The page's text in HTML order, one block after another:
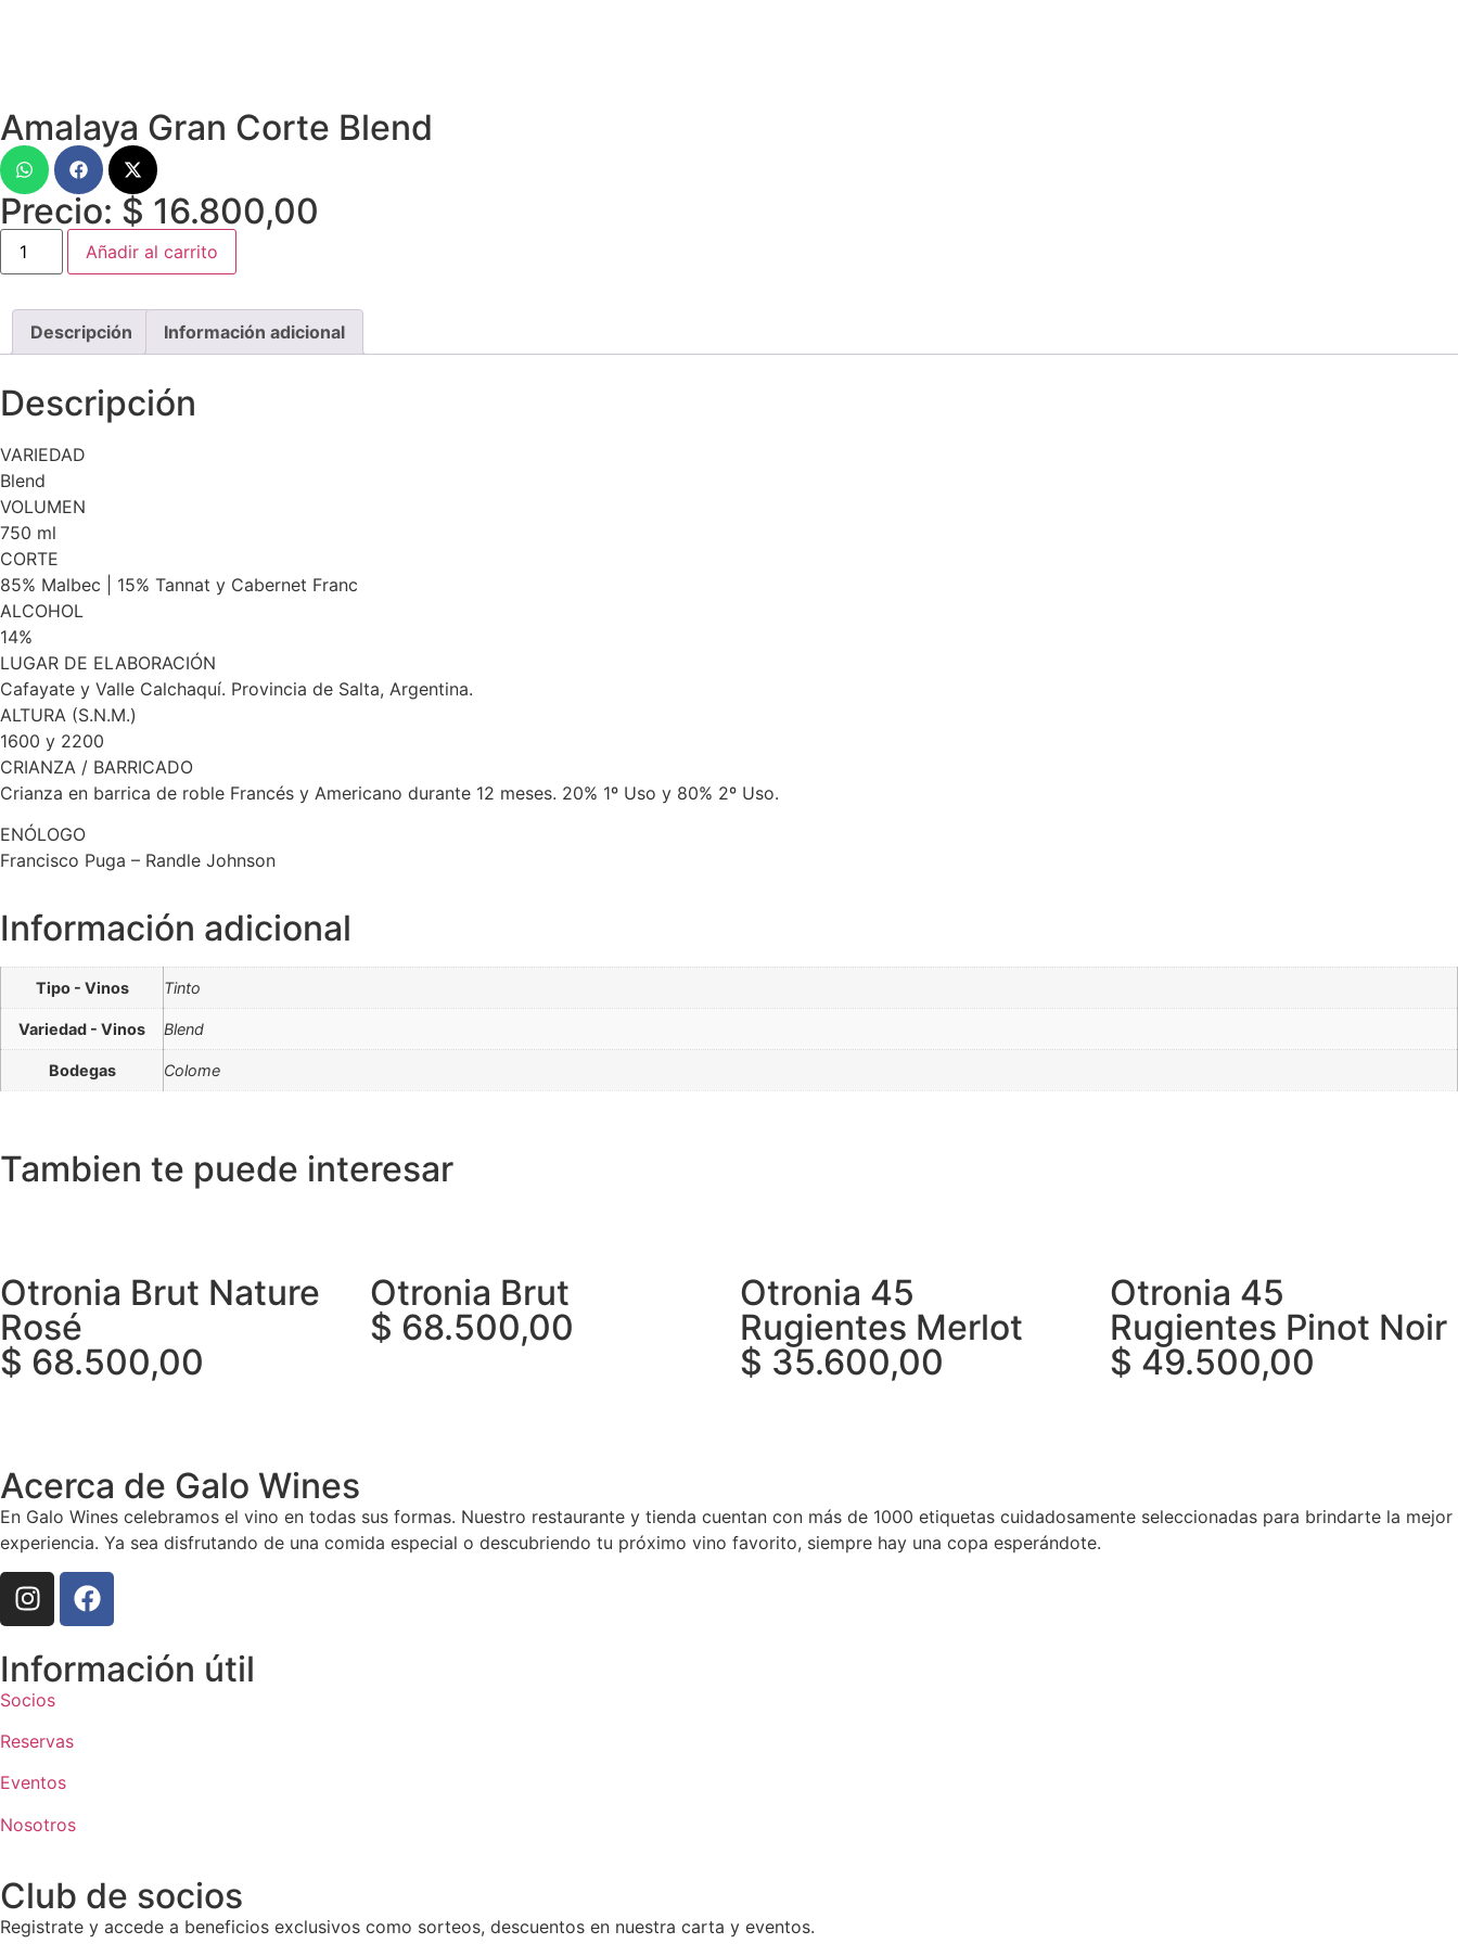
Amalaya Gran Corte Blend
Precio: $ 16.800,00
Añadir al carrito
Descripción Información adicional
Descripción
VARIEDAD
Blend
VOLUMEN
750 ml
CORTE
85% Malbec | 15% Tannat y Cabernet Franc
ALCOHOL
14%
LUGAR DE ELABORACIÓN
Cafayate y Valle Calchaquí. Provincia de Salta, Argentina.
ALTURA (S.N.M.)
1600 y 2200
CRIANZA / BARRICADO
Crianza en barrica de roble Francés y Americano durante 12 meses. 20% 1º Uso y 80% 2º Uso.
ENÓLOGO
Francisco Puga – Randle Johnson
Información adicional
Tipo - Vinos Tinto
Variedad - Vinos Blend
Bodegas Colome
Tambien te puede interesar
Otronia Brut Nature
Rosé
$ 68.500,00
Otronia Brut
$ 68.500,00
Otronia 45
Rugientes Merlot
$ 35.600,00
Otronia 45
Rugientes Pinot Noir
$ 49.500,00
Acerca de Galo Wines
En Galo Wines celebramos el vino en todas sus formas. Nuestro restaurante y tienda cuentan con más de 1000 etiquetas cuidadosamente seleccionadas para brindarte la mejor
experiencia. Ya sea disfrutando de una comida especial o descubriendo tu próximo vino favorito, siempre hay una copa esperándote.
Información útil
Socios
Reservas
Eventos
Nosotros
Club de socios
Registrate y accede a beneficios exclusivos como sorteos, descuentos en nuestra carta y eventos.